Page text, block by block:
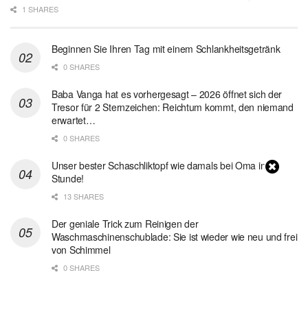
1 SHARES
Beginnen Sie Ihren Tag mit einem Schlankheitsgetränk
0 SHARES
Baba Vanga hat es vorhergesagt – 2026 öffnet sich der
Tresor für 2 Sternzeichen: Reichtum kommt, den niemand
erwartet…
0 SHARES
Unser bester Schaschliktopf wie damals bei Oma in 1
Stunde!
13 SHARES
Der geniale Trick zum Reinigen der
Waschmaschinenschublade: Sie ist wieder wie neu und frei
von Schimmel
0 SHARES